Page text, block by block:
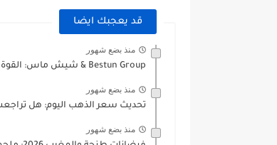
قد يعجبك ايضا
منذ بضع شهور
Bestun Group & شيش ماس: القوة الضاربة في قطاع الإنشاءات...
منذ بضع شهور
تحديث سعر الذهب اليوم: هل
منذ بضع شهور